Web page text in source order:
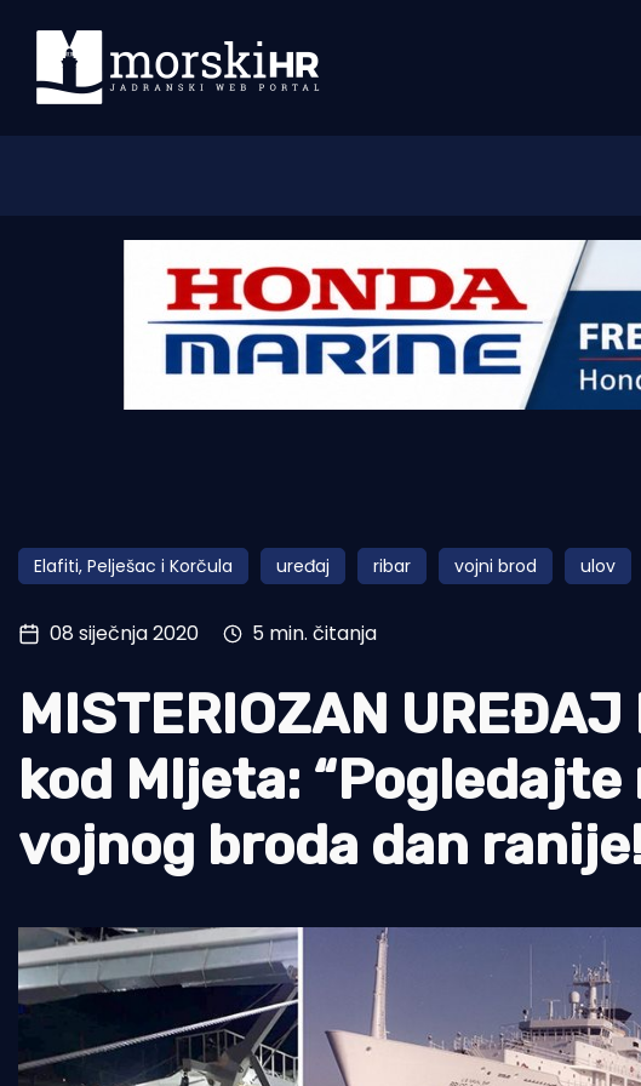
Morski plus
Pomorstvo
Ribolov
Tradicija i kultura
Elafiti, Pelješac i Korčula uređaj ribar vojni brod ulov
08 siječnja 2020 5 min. čitanja
MISTERIOZAN
kod Mljeta:
vojnog broda dan